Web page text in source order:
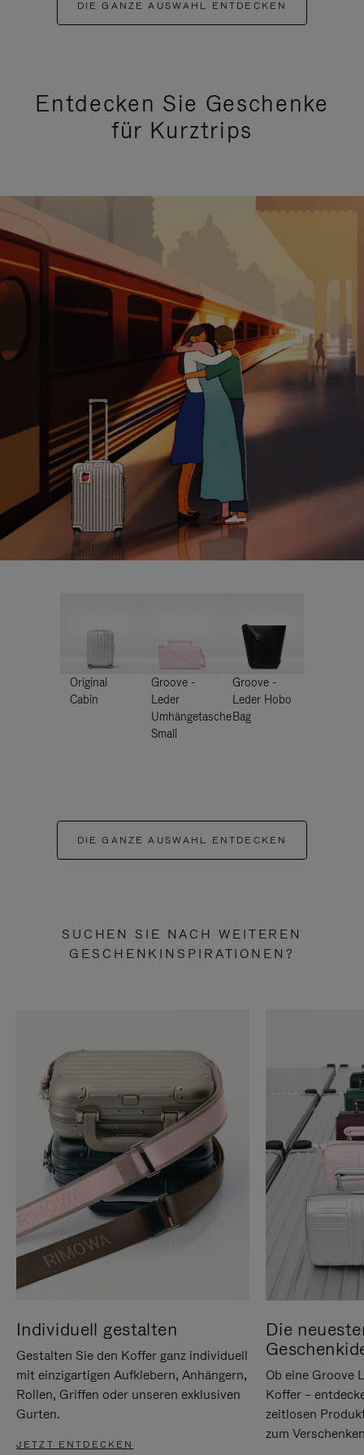
DIE GANZE AUSWAHL ENTDECKEN
Entdecken Sie Geschenke
für Kurztrips
Original
Cabin
Groove -
Leder
Umhängetasche
Small
Groove -
Leder Hobo
Bag
DIE GANZE AUSWAHL ENTDECKEN
SUCHEN SIE NACH WEITEREN
GESCHENKINSPIRATIONEN?
Individuell gestalten
Gestalten Sie den Koffer ganz individuell
mit einzigartigen Aufklebern, Anhängern,
Rollen, Griffen oder unseren exklusiven
Gurten.
JETZT ENTDECKEN
Die
Ob eine Groove
Koffer –
zeitlosen
zum